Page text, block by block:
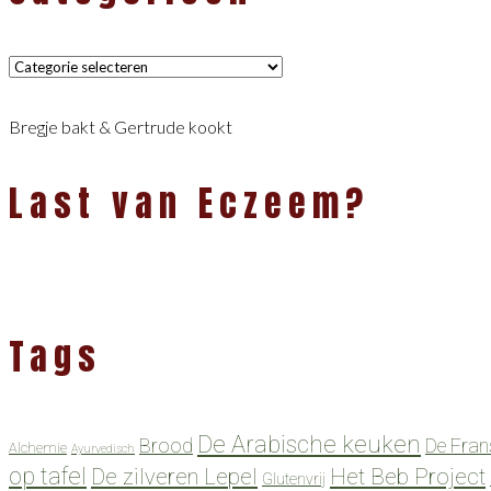
Categorieën
Bregje bakt & Gertrude kookt
Last van Eczeem?
Tags
Alchemie Ayurvedisch Brood De Arabische keuken De
op tafel De zilveren Lepel Glutenvrij Het Beb Project